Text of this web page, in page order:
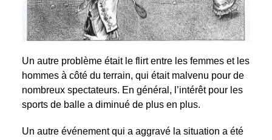
Un autre problème était le flirt entre les femmes et les
hommes à côté du terrain, qui était malvenu pour de
nombreux spectateurs. En général, l’intérêt pour les
sports de balle a diminué de plus en plus.
Un autre événement qui a aggravé la situation a été